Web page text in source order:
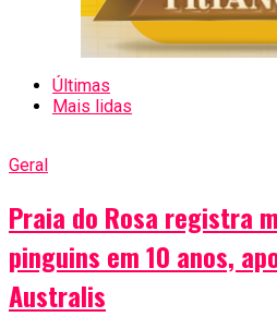
Últimas
Mais lidas
Geral
Praia do Rosa registra
pinguins em 10 anos,
Australis